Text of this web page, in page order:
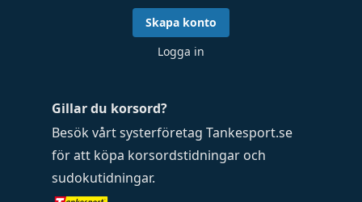
Gillar du korsord?
Besök vårt systerföretag Tankesport.se
för att köpa korsordstidningar och
sudokutidningar.
Skapa konto
Logga in